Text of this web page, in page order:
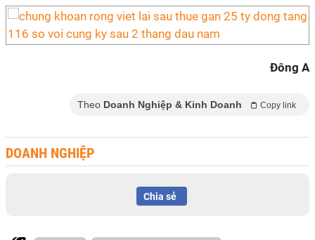
Đông A
Theo Doanh Nghiệp & Kinh Doanh Copy link
DOANH NGHIỆP
Chia sẻ